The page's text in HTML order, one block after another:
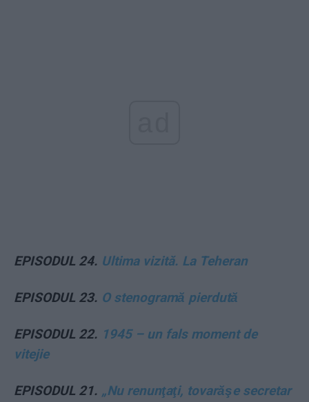
EPISODUL 24. Ultima vizită. La Teheran
EPISODUL 23. O stenogramă pierdută
EPISODUL 22. 1945 – un fals moment de
vitejie
EPISODUL 21. „Nu renunţaţi, tovarăşe secretar